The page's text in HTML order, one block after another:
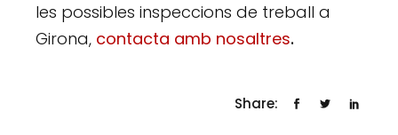
les possibles inspeccions de treball a
Girona, contacta amb nosaltres.
Share: